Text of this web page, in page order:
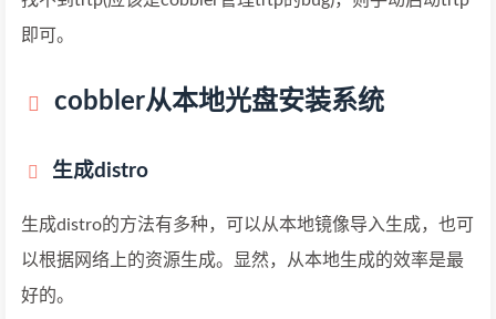
即可。
cobbler从本地光盘安装系统
生成distro
生成distro的方法有多种，可以从本地镜像导入生成，也可
以根据网络上的资源生成。显然，从本地生成的效率是最
好的。